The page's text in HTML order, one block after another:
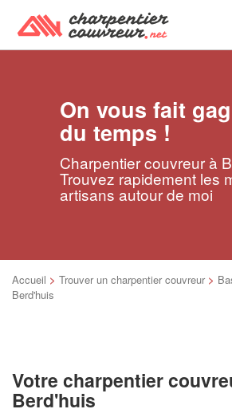
On vous fait
du temps !
Charpentier couvreur à
Trouvez rapidement les
artisans autour de moi
Accueil > Trouver un charpentier couvreur >
Berd'huis
Votre charpentier
Berd'huis